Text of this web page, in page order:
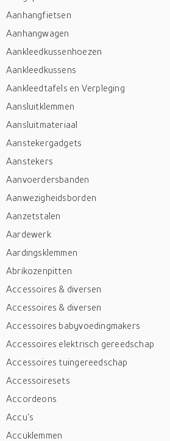
Aanhangfietsen
Aanhangwagen
Aankleedkussenhoezen
Aankleedkussens
Aankleedtafels en Verpleging
Aansluitklemmen
Aansluitmateriaal
Aanstekergadgets
Aanstekers
Aanvoerdersbanden
Aanwezigheidsborden
Aanzetstalen
Aardewerk
Aardingsklemmen
Abrikozenpitten
Accessoires & diversen
Accessoires & diversen
Accessoires babyvoedingmakers
Accessoires elektrisch gereedschap
Accessoires tuingereedschap
Accessoiresets
Accordeons
Accu's
Accuklemmen